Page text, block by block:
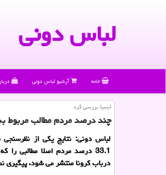
لباس دونی
خانه آرشیو لباس دونی
ایسپا بررسی كرد
چند درصد مردم مطالب مربوط
لباس دونی: نتایج یكی از
33.1 درصد مردم اصلا مطالبی
درباب كرونا منتشر می شود، پیگیری